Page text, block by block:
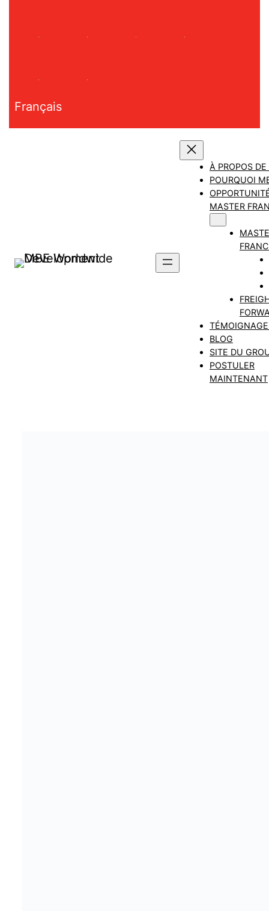
Français
À PROPOS
POURQUOI
MASTER
BLOG
SITE DU
POSTULER
MAINTENANT